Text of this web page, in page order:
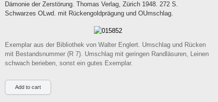
Contact
Privacy Policy
Imprint
Dämonie der Zerstörung. Thomas Verlag, Zürich 1948. 272 S.
Schwarzes OLwd. mit Rückengoldprägung und OUmschlag.
Exemplar aus der Bibliothek von Walter Englert. Umschlag und Rücken
mit Bestandsnummer (R 7). Umschlag mit geringen Randläsuren, Leinen
schwach berieben, sonst ein gutes Exemplar.